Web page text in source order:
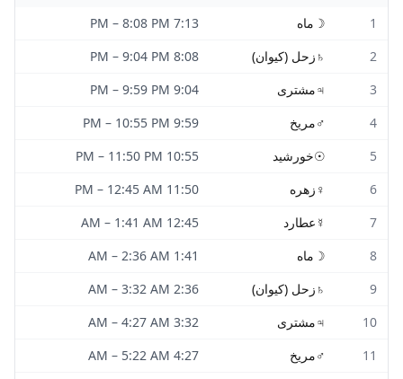
1
☽ ماه 7:13 PM
– 8:08 PM
2
♄ زحل (کیوان) 8:08 PM
– 9:04 PM
3
♃مشتری 9:04 PM
– 9:59 PM
4
♂مریخ 9:59 PM
– 10:55 PM
5
☉خورشید 10:55 PM
– 11:50 PM
6
♀ زهره 11:50 PM
– 12:45 AM
7
☿ عطارد 12:45 AM
– 1:41 AM
8
☽ ماه 1:41 AM
– 2:36 AM
9
♄ زحل (کیوان) 2:36 AM
– 3:32 AM
10
♃مشتری 3:32 AM
– 4:27 AM
11
♂مریخ 4:27 AM
– 5:22 AM